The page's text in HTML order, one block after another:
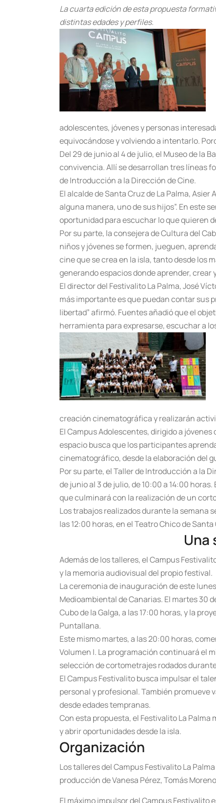
La cuarta edición de esta propuesta
distintas edades y perfiles.
adolescentes, jóvenes y personas
equivocándose y volviendo a intentarlo.
Del 29 de junio al 4 de julio, el Museo de la
convivencia. Allí se desarrollan tres líneas
de Introducción a la Dirección de Cine.
El alcalde de Santa Cruz de La Palma,
alguna manera, uno de sus hijos”. En este
oportunidad para escuchar lo que quieren
Por su parte, la consejera de Cultura del
niños y jóvenes se formen, jueguen,
cine que se crea en la isla, tanto desde los
generando espacios donde aprender, crear
El director del Festivalito La Palma, José
más importante es que puedan contar sus
libertad” afirmó. Fuentes añadió que el
herramienta para expresarse, escuchar a
creación cinematográfica y realizarán
El Campus Adolescentes, dirigido a jóvenes
espacio busca que los participantes
cinematográfico, desde la elaboración del
Por su parte, el Taller de Introducción a la
de junio al 3 de julio, de 10:00 a 14:00
que culminará con la realización de un
Los trabajos realizados durante la semana
las 12:00 horas, en el Teatro Chico de
Una
Además de los talleres, el Campus
y la memoria audiovisual del propio festival.
La ceremonia de inauguración de este
Medioambiental de Canarias. El martes 30
Cubo de la Galga, a las 17:00 horas, y la
Puntallana.
Este mismo martes, a las 20:00 horas,
Volumen I. La programación continuará el
selección de cortometrajes rodados
El Campus Festivalito busca impulsar el
personal y profesional. También promueve
desde edades tempranas.
Con esta propuesta, el Festivalito La
y abrir oportunidades desde la isla.
Organización
Los talleres del Campus Festivalito La
producción de Vanesa Pérez, Tomás
El máximo impulsor del Campus Festivalito